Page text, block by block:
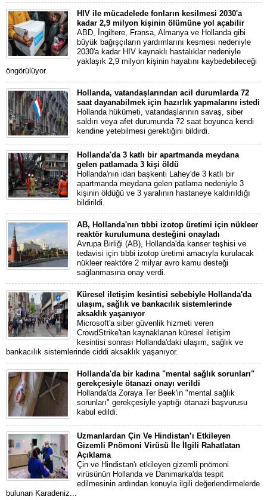
HIV ile mücadelede fonların kesilmesi 2030'a
kadar 2,9 milyon kişinin ölümüne yol açabilir
ABD, İngiltere, Fransa, Almanya ve Hollanda gibi
büyük bağışçıların yardımlarını kesmesi nedeniyle
2030'a kadar HIV kaynaklı hastalıklar nedeniyle
yaklaşık 2,9 milyon kişinin hayatını kaybedebileceği
öngörülüyor.
Hollanda, vatandaşlarından acil durumlarda 72
saat dayanabilmek için hazırlık yapmalarını istedi
Hollanda hükümeti, vatandaşlarının savaş, siber
saldırı veya afet durumunda 72 saat boyunca kendi
kendine yetebilmesi gerektiğini bildirdi.
Hollanda'da 3 katlı bir apartmanda meydana
gelen patlamada 3 kişi öldü
Hollanda'nın idari başkenti Lahey'de 3 katlı bir
apartmanda meydana gelen patlama nedeniyle 3
kişinin öldüğü ve 3 yaralının hastaneye kaldırıldığı
bildirildi.
AB, Hollanda'nın tıbbi izotop üretimi için nükleer
reaktör kurulumuna desteğini onayladı
Avrupa Birliği (AB), Hollanda'da kanser teşhisi ve
tedavisi için tıbbi izotop üretimi amacıyla kurulacak
nükleer reaktöre 2 milyar avro kamu desteği
sağlanmasına onay verdi.
Küresel iletişim kesintisi sebebiyle Hollanda'da
ulaşım, sağlık ve bankacılık sistemlerinde
aksaklık yaşanıyor
Microsoft'a siber güvenlik hizmeti veren
CrowdStrike'tan kaynaklanan küresel iletişim
kesintisi sonrası Hollanda'daki ulaşım, sağlık ve
bankacılık sistemlerinde ciddi aksaklık yaşanıyor.
Hollanda'da bir kadına "mental sağlık sorunları"
gerekçesiyle ötanazi onayı verildi
Hollanda'da Zoraya Ter Beek'in "mental sağlık
sorunları" gerekçesiyle yaptığı ötanazi başvurusu
kabul edildi.
Uzmanlardan Çin Ve Hindistan’ı Etkileyen
Gizemli Pnömoni Virüsü İle İlgili Rahatlatan
Açıklama
Çin ve Hindistan'ı etkileyen gizemli pnömoni
virüsünün Hollanda ve Danimarka'da tespit
edilmesinin ardından konuyla ilgili değerlendirmelerde
bulunan Karadeniz...